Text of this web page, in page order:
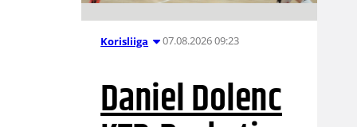
Korisliiga 07.08.2026 09:23
Daniel Dolenc